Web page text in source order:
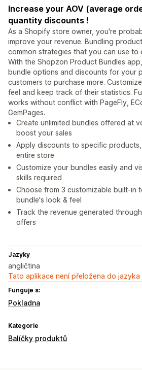
Increase your AOV (average
quantity discounts !
As a Shopify store owner, you're
improve your revenue. Bundling
common strategies that you can use to
With the Shopzon Product Bundles
bundle options and discounts for your
customers to purchase more.
feel and keep track of their statistics.
works without conflict with PageFly,
GemPages.
Create unlimited bundles offered at
boost your sales
Apply discounts to specific
entire store
Customize your bundles easily and
skills required
Choose from 3 customizable built-in
bundle's look & feel
Track the revenue generated
offers
Jazyky
angličtina
Tato aplikace není přeložena do jazyka
Funguje s:
Pokladna
Kategorie
Balíčky produktů